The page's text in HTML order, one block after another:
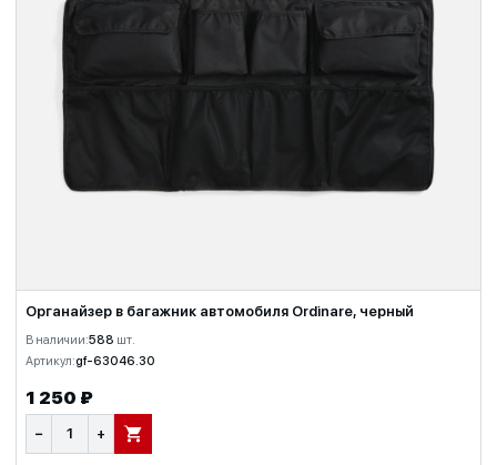
Органайзер в багажник автомобиля Ordinare, черный
В наличии:588 шт.
Артикул:gf-63046.30
1 250 ₽
− + В КОРЗИНУ